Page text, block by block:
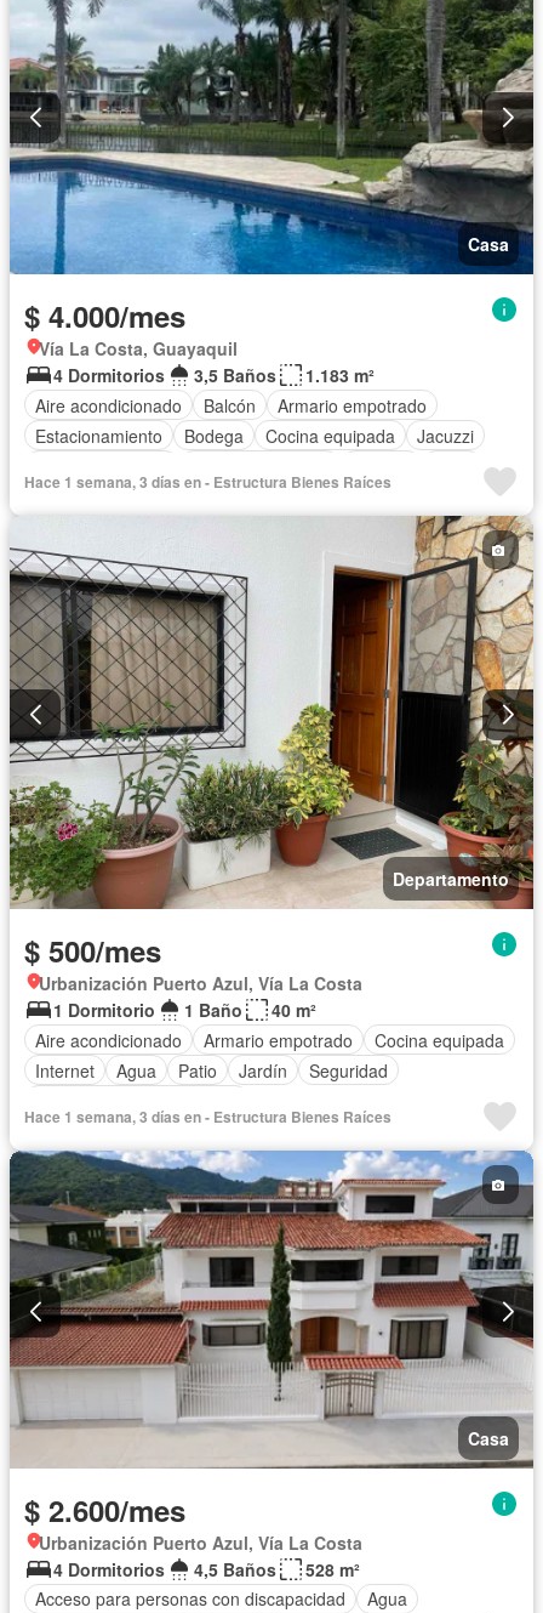
Casa
$ 4.000/mes
Vía La Costa, Guayaquil
4 Dormitorios
3,5 Baños
1.183 m²
Aire acondicionado
Balcón
Armario empotrado
Estacionamiento
Bodega Cocina equipada
Jacuzzi
Área para niños
Conserje Jardín
Garita de guardianía
Hace 1 semana, 3 días en - Estructura Bienes Raíces
Departamento
$ 500/mes
Urbanización Puerto Azul, Vía La Costa
1 Dormitorio
1 Baño
40 m²
Aire acondicionado
Armario empotrado
Cocina equipada
Internet
Agua Patio Jardín
Seguridad
Hace 1 semana, 3 días en - Estructura Bienes Raíces
Casa
$ 2.600/mes
Urbanización Puerto Azul, Vía La Costa
4 Dormitorios
4,5 Baños
528 m²
Acceso para personas con discapacidad
Agua